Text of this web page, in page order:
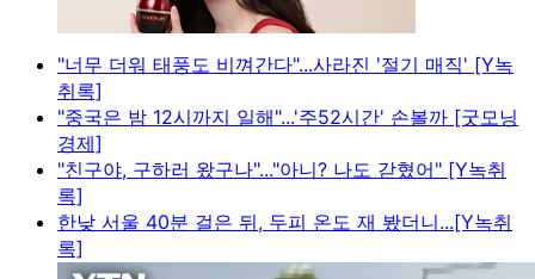
"너무 더워 태풍도 비껴간다"...사라진 '절기 매직' [Y녹
취록]
"중국은 밤 12시까지 일해"...'주52시간' 손볼까 [굿모닝
경제]
"친구야, 구하러 왔구나"..."아니? 나도 갇혔어" [Y녹취
록]
한낮 서울 40분 걸은 뒤, 두피 온도 재 봤더니...[Y녹취
록]